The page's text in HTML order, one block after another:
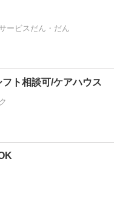
ービスだん・だん
フト相談可/ケアハウス